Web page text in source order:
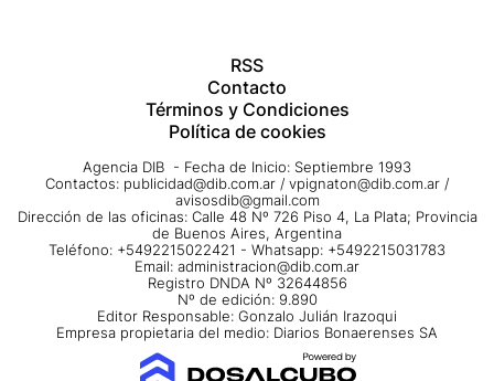
RSS
Contacto
Términos y Condiciones
Política de cookies
Agencia DIB - Fecha de Inicio: Septiembre 1993
Contactos: publicidad@dib.com.ar / vpignaton@dib.com.ar /
avisosdib@gmail.com
Dirección de las oficinas: Calle 48 Nº 726 Piso 4, La Plata; Provincia
de Buenos Aires, Argentina
Teléfono: +5492215022421 - Whatsapp: +5492215031783
Email: administracion@dib.com.ar
Registro DNDA Nº 32644856
Nº de edición: 9.890
Editor Responsable: Gonzalo Julián Irazoqui
Empresa propietaria del medio: Diarios Bonaerenses SA